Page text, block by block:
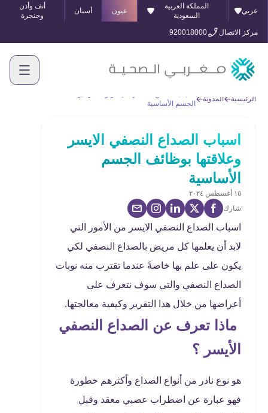
عربي
المملكة العربية
السعودية
عيون أسنان
أنف وأذن
وحنجرة
مركز الاتصال
920018000
الرئيسية المدونة
الجسم الأساسية
اسباب الصداع النصفي الايسر
وعلاقتها بوظائف الجسم
الأساسية
١٥ أغسطس ٢٠٢٤
شارك
اسباب الصداع النصفي الايسر من الأمور التي
لابد أن يعلمها كل مريض بالصداع النصفي لكي
يكون على علم بها خاصةً عندما تقترب منه نوبات
الصداع النصفي والتي سوف نتعرف على
أعراضها من خلال هذا التقرير وكيفية معالجتها.
ماذا تعرف عن الصداع النصفي
الأيسر ؟
هو نوع نادر من أنواع الصداع وأكثرهم خطورة
فهو عبارة عن اضطراب عصبي معقد وقبل